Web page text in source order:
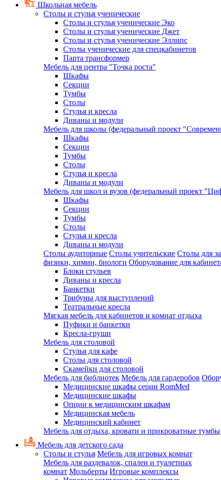
Школьная мебель
Столы и стулья ученические
Столы и стулья ученические Эко
Столы и стулья ученические Джет
Столы и стулья ученические Эллипс
Столы ученические для спецкабинетов
Парта трансформер
Мебель для центра "Точка роста"
Шкафы
Секции
Тумбы
Столы
Стулья и кресла
Диваны и модули
Мебель для школы (федеральный проект
Шкафы
Секции
Тумбы
Столы
Стулья и кресла
Диваны и модули
Мебель для школ и вузов (федеральный проект
Шкафы
Секции
Тумбы
Столы
Стулья и кресла
Диваны и модули
Столы аудиторные Столы учительские Столы для
физики, химии, биологи Оборудование для
Блоки стульев
Диваны и кресла
Банкетки
Трибуны для выступлений
Театральные кресла
Мягкая мебель для кабинетов и комнат отдыха
Пуфики и банкетки
Кресла-груши
Мебель для столовой
Cтулья для кафе
Cтолы для столовой
Скамейки для столовой
Мебель для библиотек Мебель для гардеробов
Медицинские шкафы серии RomMed
Медицинские шкафы
Опции к медицинским шкафам
Медицинская мебель
Медицинский кабинет
Мебель для отдыха, кровати и прикроватные тумбы
Мебель для детского сада
Столы и стулья Мебель для игровых комнат
Мебель для раздевалок, спален и туалетных
комнат Мольберты Игровые комплексы